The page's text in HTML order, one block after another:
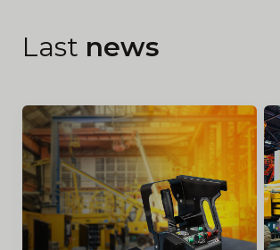
Last news